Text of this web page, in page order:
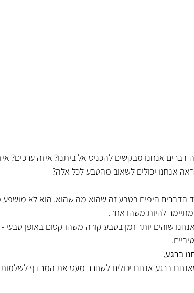
דברים אנחנו מבקשים להכניס אל ביתנו? איזה ערכים?
אנחנו יכולים לשאוב מהטבע לכל אלה?
הדברים היפים בטבע זה שהוא מה שהוא. הוא לא
להיות משהו אחר.
שוהים יותר זמן בטבע קורה משהו קסום באופן טבעי -
ברגע.
ברגע אנחנו יכולים לשחרר מעט את המרדף לשלמות